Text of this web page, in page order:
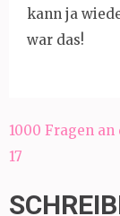
kann ja
war das!
1000 Fragen
17